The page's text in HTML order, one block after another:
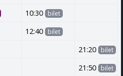
10:30 bilet
12:40 bilet
21:20 bilet
21:50 bilet